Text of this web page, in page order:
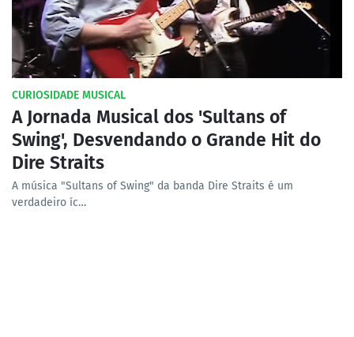
CURIOSIDADE MUSICAL
A Jornada Musical dos 'Sultans of
Swing', Desvendando o Grande Hit do
Dire Straits
A música "Sultans of Swing" da banda Dire Straits é um
verdadeiro íc…